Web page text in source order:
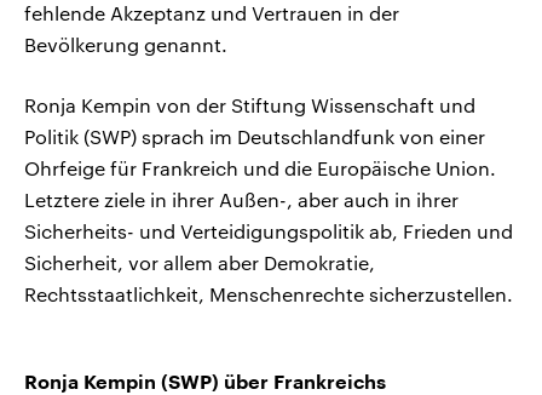
fehlende Akzeptanz und Vertrauen in der
Bevölkerung genannt.
Ronja Kempin von der Stiftung Wissenschaft und
Politik (SWP) sprach im Deutschlandfunk von einer
Ohrfeige für Frankreich und die Europäische Union.
Letztere ziele in ihrer Außen-, aber auch in ihrer
Sicherheits- und Verteidigungspolitik ab, Frieden und
Sicherheit, vor allem aber Demokratie,
Rechtsstaatlichkeit, Menschenrechte sicherzustellen.
Ronja Kempin (SWP) über Frankreichs